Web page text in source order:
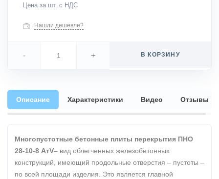
Цена за шт. с НДС
Нашли дешевле?
- + В КОРЗИНУ
Описание Характеристики Видео Отзывы
Многопустотные бетонные плиты перекрытия ПНО
28-10-8 АтV– вид облегченных железобетонных
конструкций, имеющий продольные отверстия – пустоты –
по всей площади изделия. Это является главной